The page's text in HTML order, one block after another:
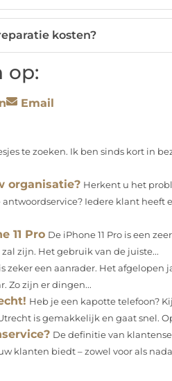
kosten?
op:
Email
te zoeken. Ik ben sinds kort in
organisatie? Herkent u het
Iedere klant heeft
11 Pro De iPhone 11 Pro is een
zijn. Het gebruik van de juiste...
zeker een aanrader. Het afgelopen
Zo zijn er dingen...
Heb je een kapotte telefoon?
is gemakkelijk en gaat snel.
De definitie van
klanten biedt – zowel voor als